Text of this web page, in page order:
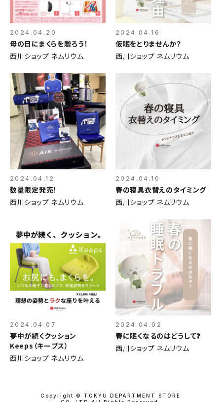
2024.04.20
母の日にまくらを贈ろう！
西川ショップ ネムリウム
2024.04.16
仮眠をとりませんか？
西川ショップ ネムリウム
2024.04.12
数量限定発売！
西川ショップ ネムリウム
2024.04.10
春の寝具衣替えのタイミング
西川ショップ ネムリウム
2024.04.07
夢中が続くクッション
Keeps（キープス）
西川ショップ ネムリウム
2024.04.02
春に眠くなるのはどうして❓
西川ショップ ネムリウム
Copyright © TOKYU DEPARTMENT STORE